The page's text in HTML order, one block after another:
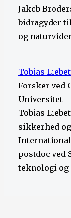
Jakob
bidragyder
og
Tobias
Forsker ved
Universitet
Tobias
sikkerhed
postdoc ved
teknologi